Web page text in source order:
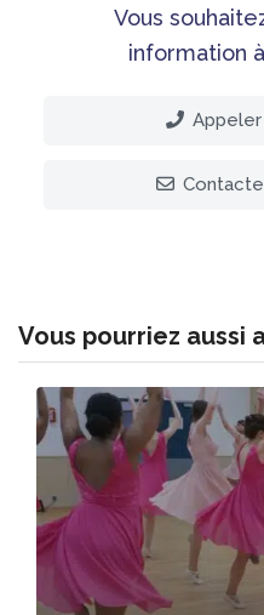
Vous
information
Vous pourriez aussi